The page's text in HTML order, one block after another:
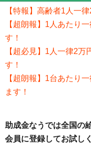
【特報】高齢者1人一
【超朗報】1人あたり
す！
【超必見】1人一律2万
す！
【超朗報】1台あたり
ます！
助成金なうでは全国の
会員に登録してお試し